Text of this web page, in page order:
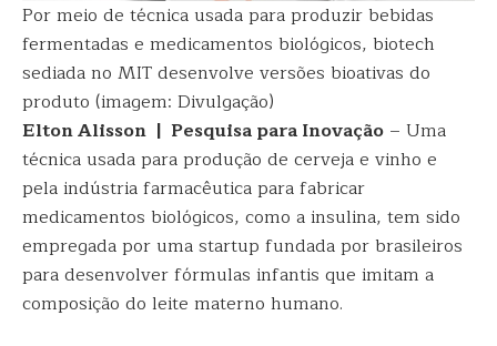
Por meio de técnica usada para produzir bebidas
fermentadas e medicamentos biológicos, biotech
sediada no MIT desenvolve versões bioativas do
produto (imagem: Divulgação)
Elton Alisson | Pesquisa para Inovação – Uma
técnica usada para produção de cerveja e vinho e
pela indústria farmacêutica para fabricar
medicamentos biológicos, como a insulina, tem sido
empregada por uma startup fundada por brasileiros
para desenvolver fórmulas infantis que imitam a
composição do leite materno humano.